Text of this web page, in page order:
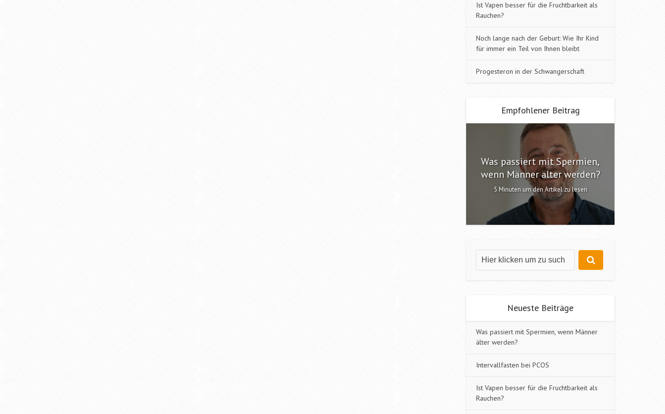
Ist Vapen besser für die Fruchtbarkeit als
Rauchen?
Noch lange nach der Geburt: Wie Ihr Kind
für immer ein Teil von Ihnen bleibt
Progesteron in der Schwangerschaft
Empfohlener Beitrag
Was passiert mit Spermien,
wenn Männer älter werden?
5 Minuten um den Artikel zu lesen
Neueste Beiträge
Was passiert mit Spermien, wenn Männer
älter werden?
Intervallfasten bei PCOS
Ist Vapen besser für die Fruchtbarkeit als
Rauchen?